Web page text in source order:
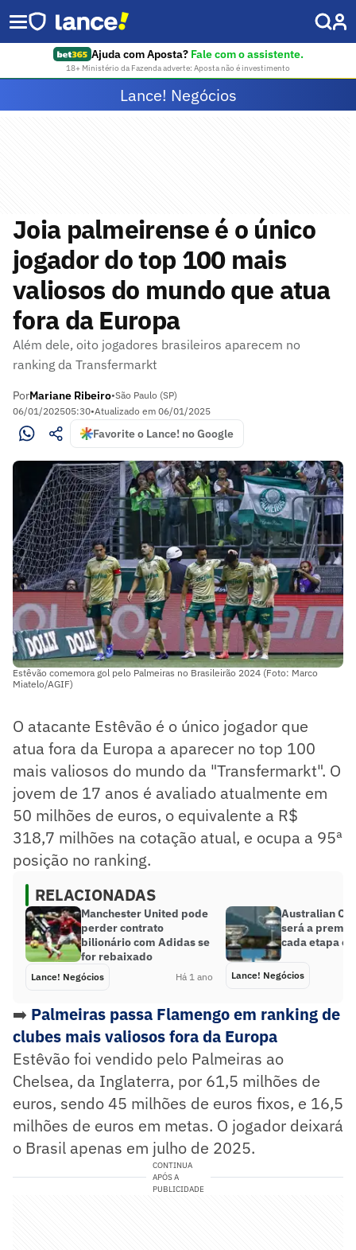
Ajuda com Aposta? Fale com o assistente.
18+ Ministério da Fazenda adverte: Aposta não é investimento
Lance! Negócios
Joia palmeirense é o único
jogador do top 100 mais
valiosos do mundo que atua
fora da Europa
Além dele, oito jogadores brasileiros aparecem no
ranking da Transfermarkt
PorMariane Ribeiro•São Paulo (SP)
06/01/202505:30•Atualizado em 06/01/2025
Favorite o Lance! no Google
Estêvão comemora gol pelo Palmeiras no Brasileirão 2024 (Foto: Marco
Miatelo/AGIF)
O atacante Estêvão é o único jogador que
atua fora da Europa a aparecer no top 100
mais valiosos do mundo da "Transfermarkt". O
jovem de 17 anos é avaliado atualmente em
50 milhões de euros, o equivalente a R$
318,7 milhões na cotação atual, e ocupa a 95ª
posição no ranking.
RELACIONADAS
Manchester United pode
perder contrato
bilionário com Adidas se
for rebaixado
Lance! Negócios Há 1 ano
Australian
será a
cada etapa
Lance! Negócios
➡️ Palmeiras passa Flamengo em ranking de
clubes mais valiosos fora da Europa
Estêvão foi vendido pelo Palmeiras ao
Chelsea, da Inglaterra, por 61,5 milhões de
euros, sendo 45 milhões de euros fixos, e 16,5
milhões de euros em metas. O jogador deixará
o Brasil apenas em julho de 2025.
CONTINUA
APÓS A
PUBLICIDADE